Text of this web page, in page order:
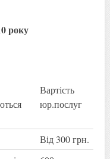
Вартість
юр.послуг
Від 300 грн.